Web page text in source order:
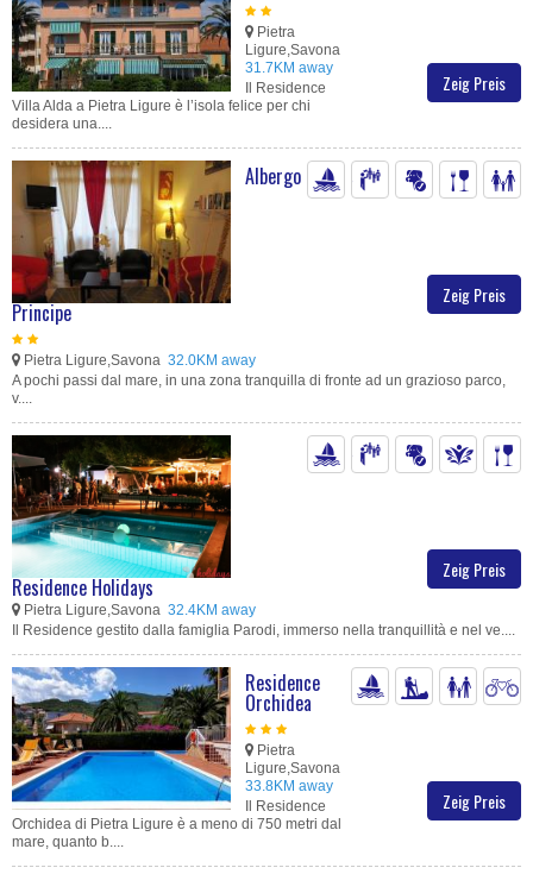
Zeig Preis
Pietra
Ligure,Savona
31.7KM away
Il Residence
Villa Alda a Pietra Ligure è l’isola felice per chi
desidera una....
Zeig Preis
Albergo
Principe
Pietra Ligure,Savona 32.0KM away
A pochi passi dal mare, in una zona tranquilla di fronte ad un grazioso parco,
v....
Zeig Preis
Residence Holidays
Pietra Ligure,Savona 32.4KM away
Il Residence gestito dalla famiglia Parodi, immerso nella tranquillità e nel ve....
Zeig Preis
Residence
Orchidea
Pietra
Ligure,Savona
33.8KM away
Il Residence
Orchidea di Pietra Ligure è a meno di 750 metri dal
mare, quanto b....